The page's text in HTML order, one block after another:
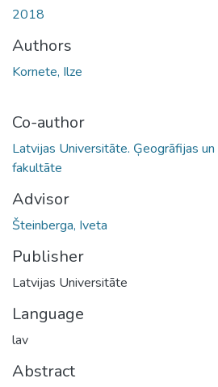
2018
Authors
Kornete, Ilze
Co-author
Latvijas Universitāte. Ģeogrāfijas
fakultāte
Advisor
Šteinberga, Iveta
Publisher
Latvijas Universitāte
Language
lav
Abstract